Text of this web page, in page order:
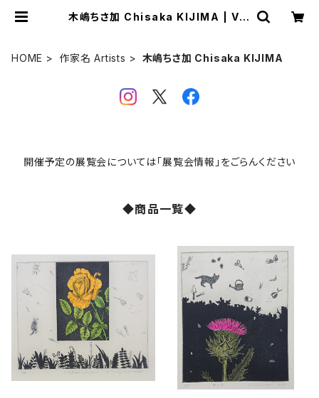
木嶋ちさ加 Chisaka KIJIMA | VIV
HOME
作家名 Artists 木嶋ちさ加 Chisaka KIJIMA
開催予定の展覧会については「展覧会情報」をごらんください
◆商品一覧◆